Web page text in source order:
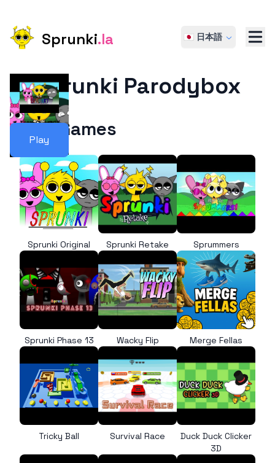
Sprunki.la 🇯🇵 日本語
Play
Sprunki Parodybox
More Games
Sprunki Original Sprunki Retake Sprummers
Sprunki Phase 13 Wacky Flip Merge Fellas
Tricky Ball Survival Race
Duck Duck Clicker
3D